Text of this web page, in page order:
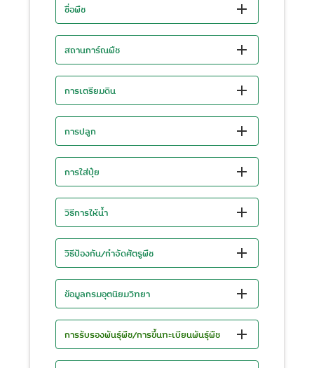
ชื่อพืช
สถานการ์ณพืช
การเตรียมดิน
การปลูก
การใส่ปุ๋ย
วิธีการให้น้ำ
วิธีป้องกัน/กำจัดศัตรูพืช
ข้อมูลกรมอุตนิยมวิทยา
การรับรองพันธุ์พืช/การขึ้นทะเบียนพันธุ์พืช